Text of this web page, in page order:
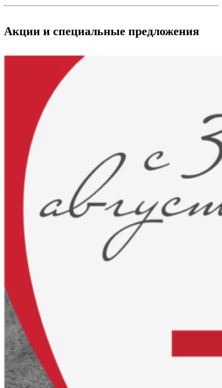
Акции и специальные предложения